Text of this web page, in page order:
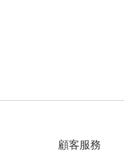
顧客服務